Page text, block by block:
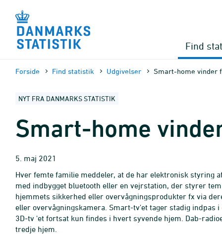
sidens
indhold
Find
Forside Find statistik Udgivelser Smart-home vinder
NYT FRA DANMARKS STATISTIK
Smart-home
5. maj 2021
Hver femte familie meddeler, at de har elektronisk styring
med indbygget bluetooth eller en vejrstation, der styrer
hjemmets sikkerhed eller overvågningsprodukter fx via
eller overvågningskamera. Smart-tv'et tager stadig indpas
3D-tv 'et fortsat kun findes i hvert syvende hjem. Dab-
tredje hjem.